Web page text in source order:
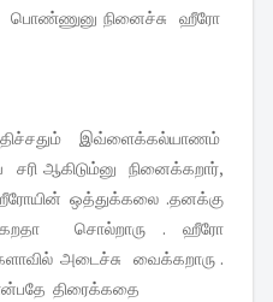
பொண்ணுனு நினைச்சு ஹீரோ
இவ்ளைக்கல்யாணம்
ஆகிடும்னு நினைக்கறார்,
ஒத்துக்கலை .தனக்கு
சொல்றாரு . ஹீரோ
அடைச்சு வைக்கறாரு .
திரைக்கதை